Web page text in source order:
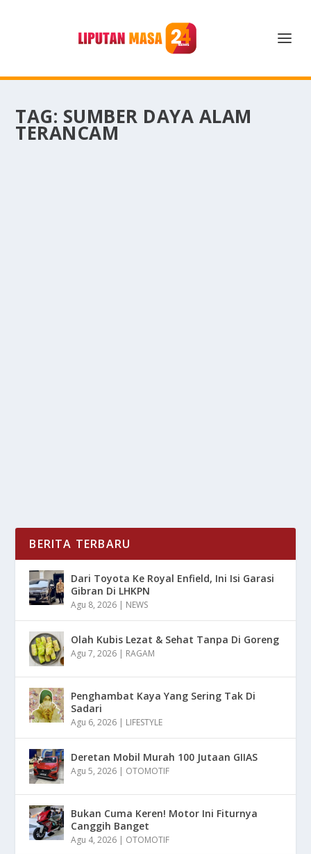
TAG: SUMBER DAYA ALAM
TERANCAM
BERITA TERBARU
Dari Toyota Ke Royal Enfield, Ini Isi Garasi
Gibran Di LHKPN
Agu 8, 2026 | NEWS
Olah Kubis Lezat & Sehat Tanpa Di Goreng
Agu 7, 2026 | RAGAM
Penghambat Kaya Yang Sering Tak Di
Sadari
Agu 6, 2026 | LIFESTYLE
Deretan Mobil Murah 100 Jutaan GIIAS
Agu 5, 2026 | OTOMOTIF
Bukan Cuma Keren! Motor Ini Fiturnya
Canggih Banget
Agu 4, 2026 | OTOMOTIF